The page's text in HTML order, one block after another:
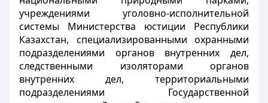
учреждениями уголовно-исполнительной
системы Министерства юстиции Республики
Казахстан, специализированными охранными
подразделениями органов внутренних дел,
следственными изоляторами органов
внутренних дел, территориальными
подразделениями Государственной